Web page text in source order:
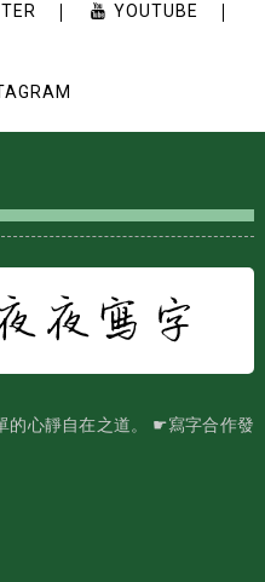
YOUTUBE
的心靜自在之道。 ☛寫字合作發